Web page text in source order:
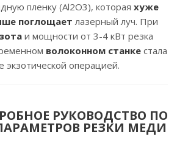
пленку (Al2O3), которая хуже
поглощает лазерный луч. При
и мощности от 3-4 кВт резка
волоконном станке стала
экзотической операцией.
РУКОВОДСТВО ПО
РЕЗКИ МЕДИ